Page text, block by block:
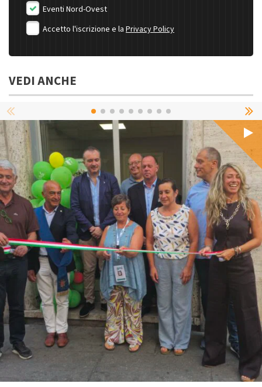
Eventi Nord-Ovest
Accetto l'iscrizione e la Privacy Policy
VEDI ANCHE